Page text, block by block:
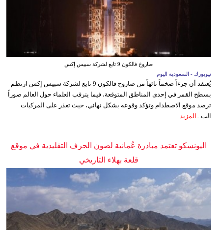
صاروخ فالكون 9 تابع لشركة سبيس إكس
نيويورك - السعودية اليوم
يُعتقد أن جزءاً ضخماً تائهاً من صاروخ فالكون 9 تابع لشركة سبيس إكس ارتطم
بسطح القمر في إحدى المناطق المتوقعة، فيما يترقب العلماء حول العالم صوراً
ترصد موقع الاصطدام وتؤكد وقوعه بشكل نهائي، حيث تعذر على المركبات
الت... المزيد
اليونسكو تعتمد مبادرة عُمانية لصون الحرف التقليدية في موقع
قلعة بهلاء التاريخي